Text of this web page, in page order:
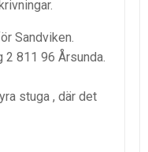
Sandviken.
811 96 Årsunda.
stuga , där det